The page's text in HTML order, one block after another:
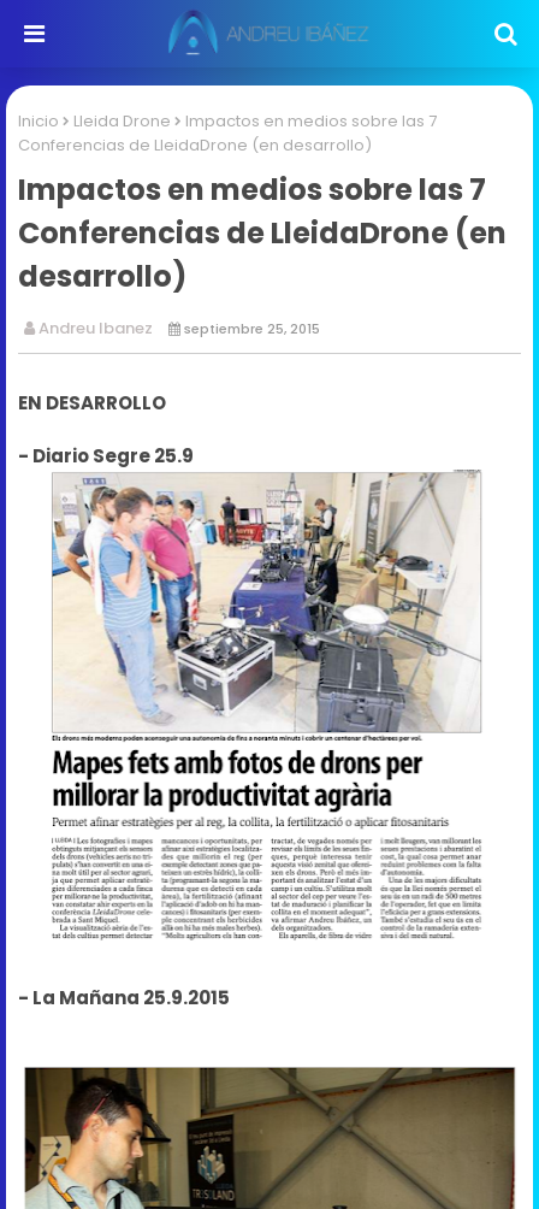
Inicio Lleida Drone
Impactos en medios sobre las 7
Conferencias de LleidaDrone (en desarrollo)
Impactos en medios sobre las 7
Conferencias de LleidaDrone (en
desarrollo)
Andreu Ibanez septiembre 25, 2015
EN DESARROLLO
- Diario Segre 25.9
- La Mañana 25.9.2015